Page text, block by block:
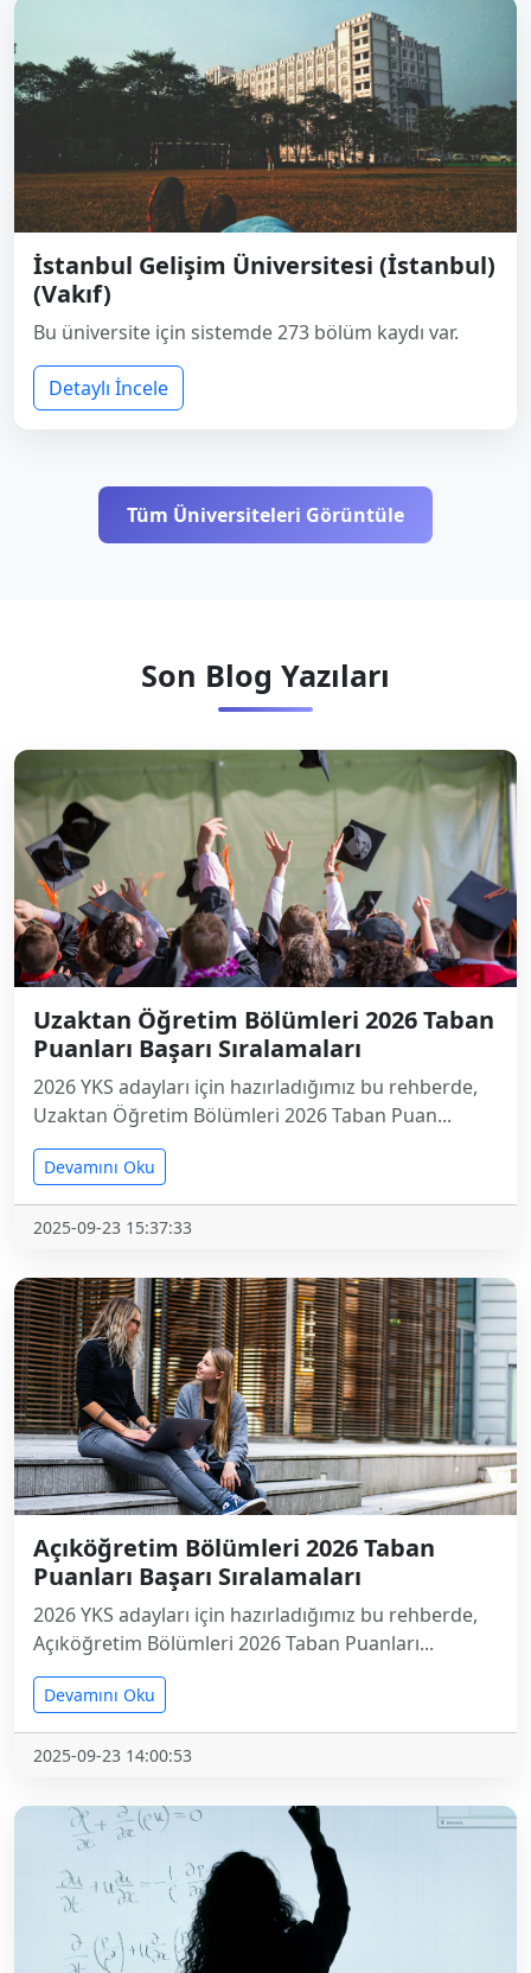
İstanbul Gelişim Üniversitesi (İstanbul)
(Vakıf)
Bu üniversite için sistemde 273 bölüm kaydı var.
Detaylı İncele
Tüm Üniversiteleri Görüntüle
Son Blog Yazıları
Uzaktan Öğretim Bölümleri 2026 Taban
Puanları Başarı Sıralamaları
2026 YKS adayları için hazırladığımız bu rehberde,
Uzaktan Öğretim Bölümleri 2026 Taban Puan...
Devamını Oku
2025-09-23 15:37:33
Açıköğretim Bölümleri 2026 Taban
Puanları Başarı Sıralamaları
2026 YKS adayları için hazırladığımız bu rehberde,
Açıköğretim Bölümleri 2026 Taban Puanları...
Devamını Oku
2025-09-23 14:00:53